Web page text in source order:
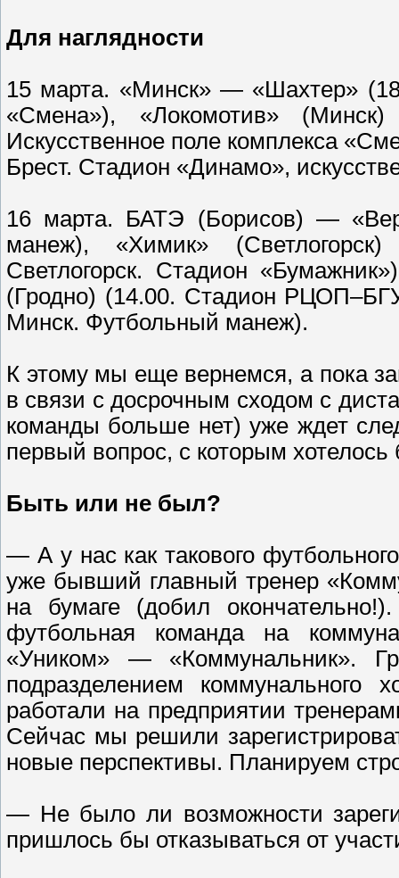
Для наглядности
15 марта. «Минск» — «Шахтер»
«Смена»), «Локомотив»
Искусственное поле комплекса
Брест. Стадион «Динамо»,
16 марта. БАТЭ (Борисов) —
манеж), «Химик»
Светлогорск. Стадион
(Гродно) (14.00. Стадион
Минск. Футбольный манеж).
К этому мы еще вернемся, а пока
в связи с досрочным сходом с
команды больше нет) уже ждет
первый вопрос, с которым
Быть или не был?
— А у нас как такового
уже бывший главный тренер
на бумаге (добил
футбольная команда на
«Уником» — «Коммунальник».
подразделением коммунального
работали на предприятии
Сейчас мы решили
новые перспективы. Планируем
— Не было ли возможности
пришлось бы отказываться от